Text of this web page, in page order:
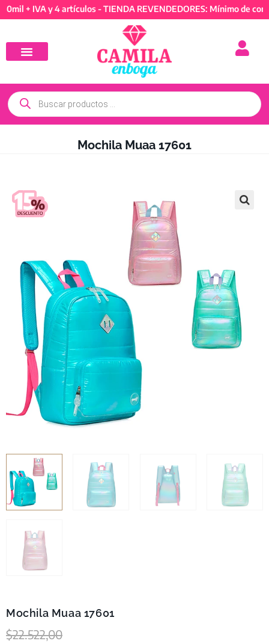
+ IVA y 4 artículos - TIENDA REVENDEDORES: Mínimo de
Mochila Muaa 17601
Mochila Muaa 17601
$22.522,00